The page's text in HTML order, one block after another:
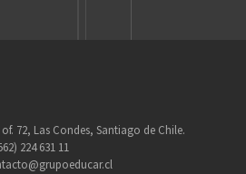
72, Las Condes, Santiago de Chile.
224 631 11